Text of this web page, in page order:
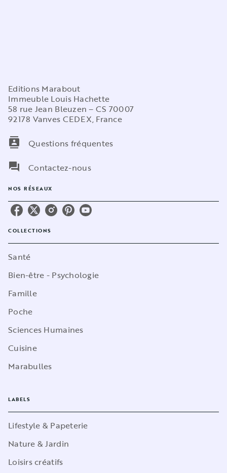
Editions Marabout
Immeuble Louis Hachette
58 rue Jean Bleuzen – CS 70007
92178 Vanves CEDEX, France
contacts
Questions fréquentes
question_answer
Contactez-nous
NOS RÉSEAUX
COLLECTIONS
Santé
Bien-être - Psychologie
Famille
Poche
Sciences Humaines
Cuisine
Marabulles
LABELS
Lifestyle & Papeterie
Nature & Jardin
Loisirs créatifs